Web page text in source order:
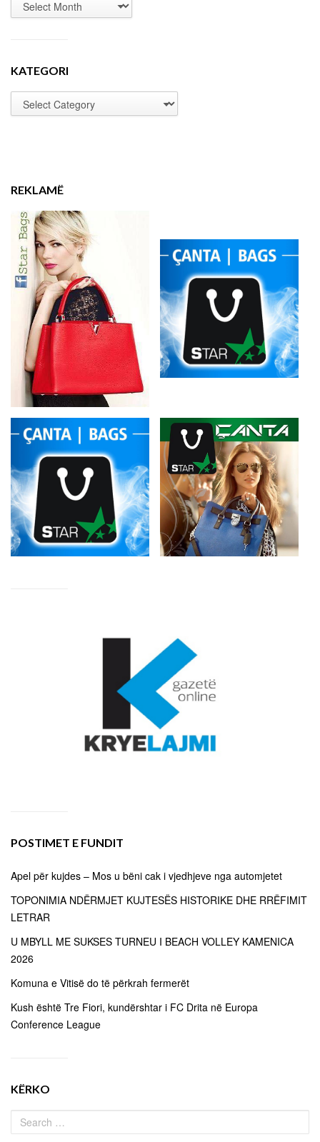
KATEGORI
REKLAMË
POSTIMET E FUNDIT
Apel për kujdes – Mos u bëni cak i vjedhjeve nga automjetet
TOPONIMIA NDËRMJET KUJTESËS HISTORIKE DHE RRËFIMIT
LETRAR
U MBYLL ME SUKSES TURNEU I BEACH VOLLEY KAMENICA
2026
Komuna e Vitisë do të përkrah fermerët
Kush është Tre Fiori, kundërshtar i FC Drita në Europa
Conference League
KËRKO